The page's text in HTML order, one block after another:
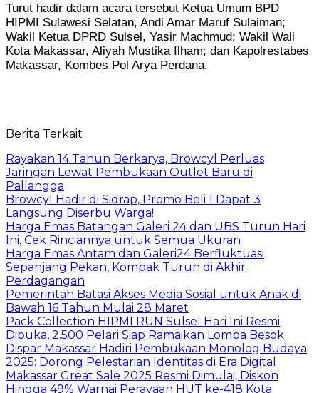
Turut hadir dalam acara tersebut Ketua Umum BPD
HIPMI Sulawesi Selatan, Andi Amar Maruf Sulaiman;
Wakil Ketua DPRD Sulsel, Yasir Machmud; Wakil Wali
Kota Makassar, Aliyah Mustika Ilham; dan Kapolrestabes
Makassar, Kombes Pol Arya Perdana.
Berita Terkait
Rayakan 14 Tahun Berkarya, Browcyl Perluas
Jaringan Lewat Pembukaan Outlet Baru di
Pallangga
Browcyl Hadir di Sidrap, Promo Beli 1 Dapat 3
Langsung Diserbu Warga!
Harga Emas Batangan Galeri 24 dan UBS Turun Hari
Ini, Cek Rinciannya untuk Semua Ukuran
Harga Emas Antam dan Galeri24 Berfluktuasi
Sepanjang Pekan, Kompak Turun di Akhir
Perdagangan
Pemerintah Batasi Akses Media Sosial untuk Anak di
Bawah 16 Tahun Mulai 28 Maret
Pack Collection HIPMI RUN Sulsel Hari Ini Resmi
Dibuka, 2.500 Pelari Siap Ramaikan Lomba Besok
Dispar Makassar Hadiri Pembukaan Monolog Budaya
2025: Dorong Pelestarian Identitas di Era Digital
Makassar Great Sale 2025 Resmi Dimulai, Diskon
Hingga 49% Warnai Perayaan HUT ke-418 Kota